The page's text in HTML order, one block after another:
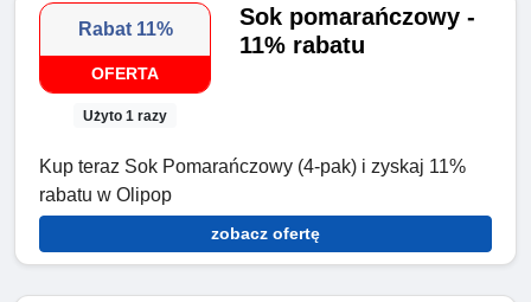
Rabat 11%
OFERTA
Użyto 1 razy
Sok pomarańczowy -
11% rabatu
Kup teraz Sok Pomarańczowy (4-pak) i zyskaj 11%
rabatu w Olipop
zobacz ofertę